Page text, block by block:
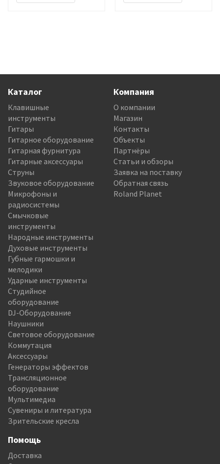
Каталог
Клавишные
инструменты
Гитары
Гитарное оборудование
Гитарная фурнитура
Гитарные аксессуары
Струны
Звуковое оборудование
Микрофоны и
радиосистемы
Смычковые
инструменты
Народные инструменты
Духовые инструменты
Губные гармошки и
мелодики
Ударные инструменты
Студийное
оборудование
DJ-Оборудование
Наушники
Световое оборудование
Коммутация
Аксессуары
Генераторы эффектов
Трансляционное
оборудование
Мультимедиа
Сувениры и литература
Зрительские кресла
Компания
О компании
Магазин
Контакты
Объекты
Партнёры
Статьи и обзоры
Заявка на поставку
Обратная связь
Roland Planet
Помощь
Доставка